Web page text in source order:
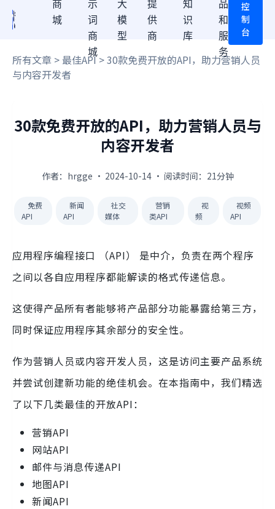
商
城
示
词
商
城
大
模
型
提
供
商
知
识
库
品
和
服
务
控
制
台
所有文章 > 最佳API> 30款免费开放的API，助力营销人员
与内容开发者
30款免费开放的API，助力营销人员与
内容开发者
作者：hrgge · 2024-10-14 · 阅读时间：21分钟
免费
API
新闻
API
社交
媒体
营销
类API
视
频
视频
API
应用程序编程接口 （API） 是中介，负责在两个程序
之间以各自应用程序都能解读的格式传递信息。
这使得产品所有者能够将产品部分功能暴露给第三方，
同时保证应用程序其余部分的安全性。
作为营销人员或内容开发人员，这是访问主要产品系统
并尝试创建新功能的绝佳机会。在本指南中，我们精选
了以下几类最佳的开放API：
营销API
网站API
邮件与消息传递API
地图API
新闻API